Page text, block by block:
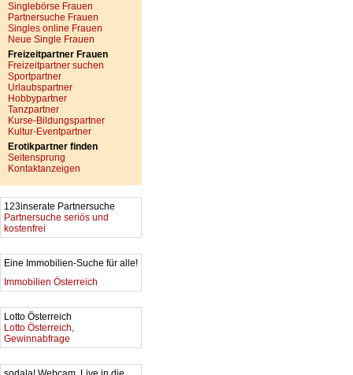
Singlebörse Frauen
Partnersuche Frauen
Singles online Frauen
Neue Single Frauen
Freizeitpartner Frauen
Freizeitpartner suchen
Sportpartner
Urlaubspartner
Hobbypartner
Tanzpartner
Kurse-Bildungspartner
Kultur-Eventpartner
Erotikpartner finden
Seitensprung
Kontaktanzeigen
123inserate Partnersuche
Partnersuche seriös und
kostenfrei
Eine Immobilien-Suche für alle!
Immobilien Österreich
Lotto Österreich
Lotto Österreich,
Gewinnabfrage